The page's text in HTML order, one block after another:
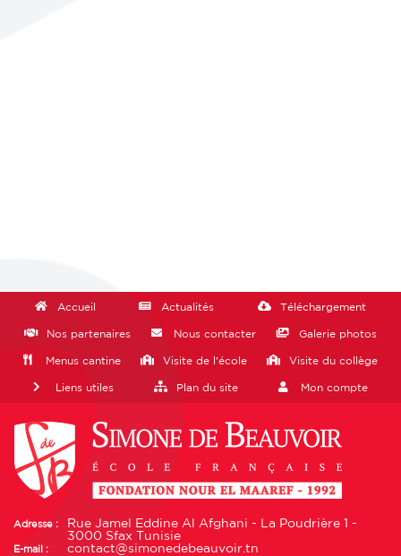
Accueil Actualités Téléchargement
Nos partenaires Nous contacter Galerie photos
Menus cantine Visite de l'école Visite du collège
Liens utiles Plan du site Mon compte
Adresse :
Rue Jamel Eddine Al Afghani - La Poudrière 1 -
3000 Sfax Tunisie
E-mail : contact@simonedebeauvoir.tn